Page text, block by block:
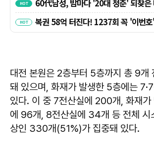
대전 본원은 2층부터 5층까지 총 9개
돼 있으며, 화재가 발생한 5층에는
있다. 이 중 7전산실에 200개, 화재가
에 96개, 8전산실에 34개 등 전체 시
상인 330개(51%)가 집중돼 있다.